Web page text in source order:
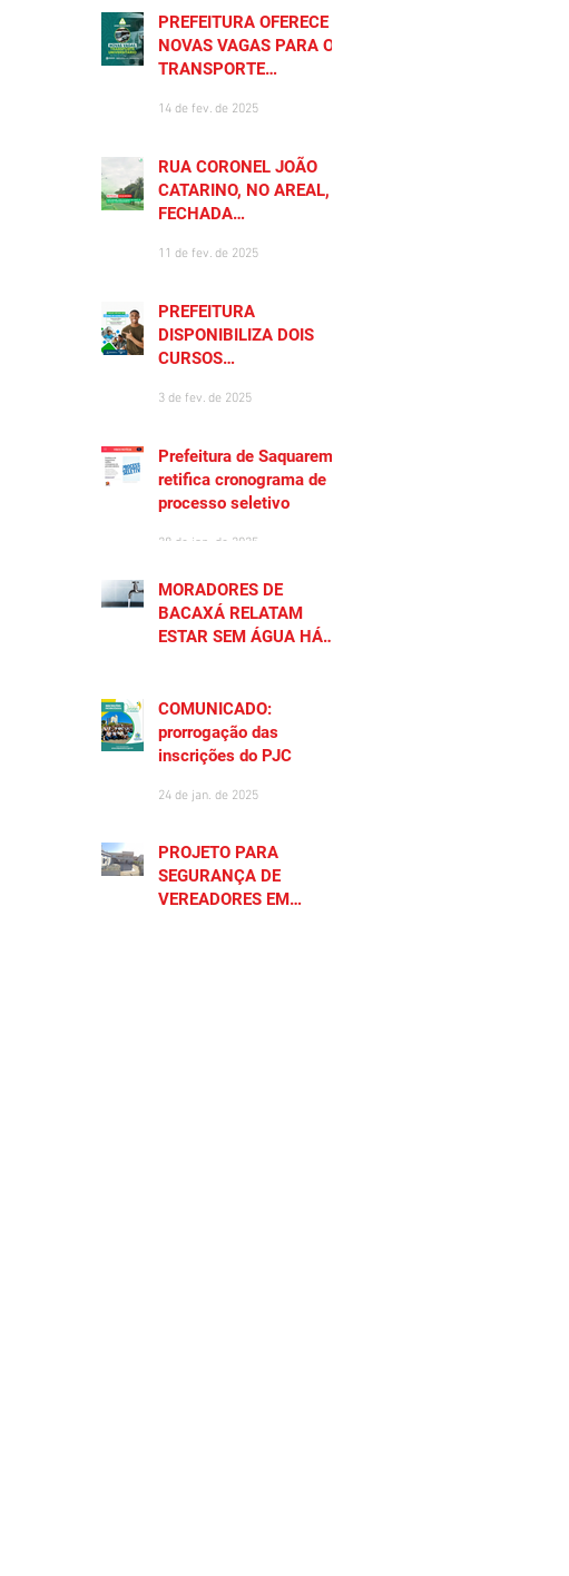
PREFEITURA OFERECE
NOVAS VAGAS PARA O
TRANSPORTE
14 de fev. de 2025
RUA CORONEL JOÃO
CATARINO, NO AREAL, É
FECHADA
11 de fev. de 2025
PREFEITURA
DISPONIBILIZA DOIS
CURSOS
GRATUITOS PARA
SAQUAREMA
3 de fev. de 2025
Prefeitura de Saquarema
retifica cronograma de
processo seletivo
28 de jan. de 2025
MORADORES DE
BACAXÁ RELATAM
ESTAR SEM ÁGUA HÁ
COMUNICADO:
prorrogação das
inscrições do PJC
24 de jan. de 2025
PROJETO PARA
SEGURANÇA DE
VEREADORES EM